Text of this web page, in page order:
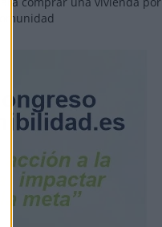
comunidad